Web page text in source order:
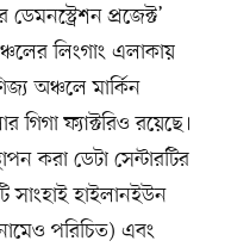
প্রজেক্ট’
লিংগাং এলাকায়
অঞ্চলে মার্কিন
গিগা ফ্যাক্টরিও রয়েছে।
করা ডেটা সেন্টারটির
সাংহাই হাইলানইউন
পরিচিত) এবং